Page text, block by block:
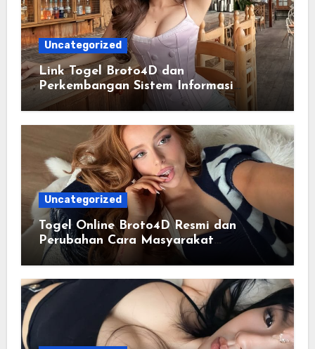
Uncategorized
Link Togel Broto4D dan
Perkembangan Sistem Informasi
Digital Masa Kini
Uncategorized
Togel Online Broto4D Resmi dan
Perubahan Cara Masyarakat
Mengakses Informasi Berbasis Data